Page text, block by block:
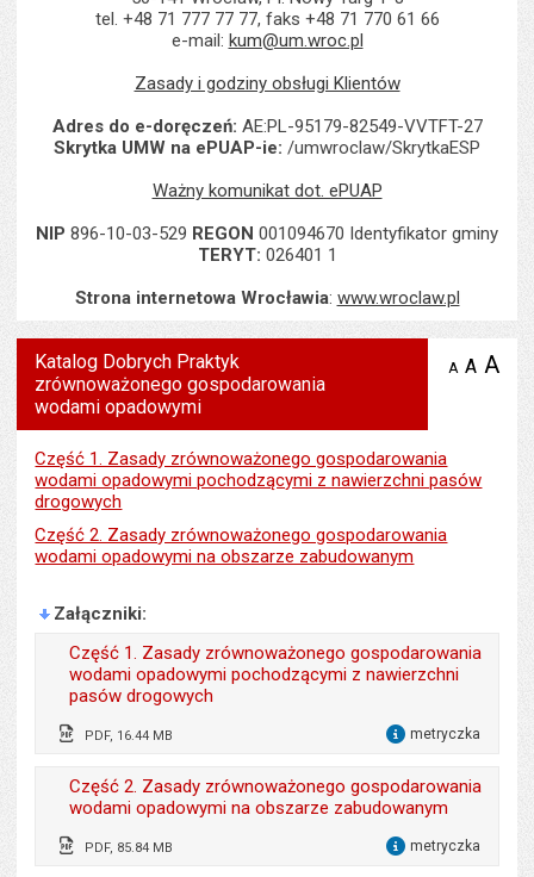
tel. +48 71 777 77 77, faks +48 71 770 61 66
e-mail: kum@um.wroc.pl
Zasady i godziny obsługi Klientów
Adres do e-doręczeń: AE:PL-95179-82549-VVTFT-27
Skrytka UMW na ePUAP-ie: /umwroclaw/SkrytkaESP
Ważny komunikat dot. ePUAP
NIP 896-10-03-529 REGON 001094670 Identyfikator gminy
TERYT: 026401 1
Strona internetowa Wrocławia: www.wroclaw.pl
Katalog Dobrych Praktyk
zrównoważonego gospodarowania
wodami opadowymi
A zmniejsz
A A
Część 1. Zasady zrównoważonego gospodarowania
wodami opadowymi pochodzącymi z nawierzchni pasów
drogowych
Część 2. Zasady zrównoważonego gospodarowania
wodami opadowymi na obszarze zabudowanym
Załączniki
Część 1. Zasady zrównoważonego gospodarowania
wodami opadowymi pochodzącymi z nawierzchni
pasów drogowych
PDF, 16.44 MB metryczka
Odpowiedzialny za treść:
Małgorzata Brykarz
Data wytworzenia:
03.01.2022
Opublikował w BIP:
Marta Kolibska
Część 2. Zasady zrównoważonego gospodarowania
wodami opadowymi na obszarze zabudowanym
PDF, 85.84 MB metryczka